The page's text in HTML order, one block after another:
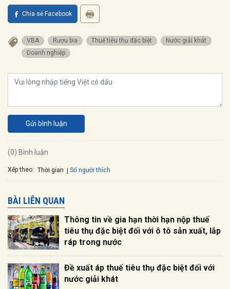
Chia sẻ Facebook
VBA rượu bia thuế tiêu thụ đặc biệt
nước giải khát
doanh nghiệp
Gửi bình luận
(0) Bình luận
Xếp theo: Thời gian Số người thích
BÀI LIÊN QUAN
Thông tin về gia hạn thời hạn nộp thuế
tiêu thụ đặc biệt đối với ô tô sản xuất, lắp
ráp trong nước
Đề xuất áp thuế tiêu thụ đặc biệt đối với
nước giải khát